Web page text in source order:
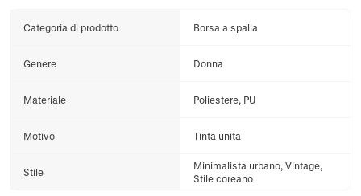
Categoria di prodotto Borsa a spalla
Genere Donna
Materiale Poliestere, PU
Motivo Tinta unita
Stile
Minimalista urbano, Vintage,
Stile coreano